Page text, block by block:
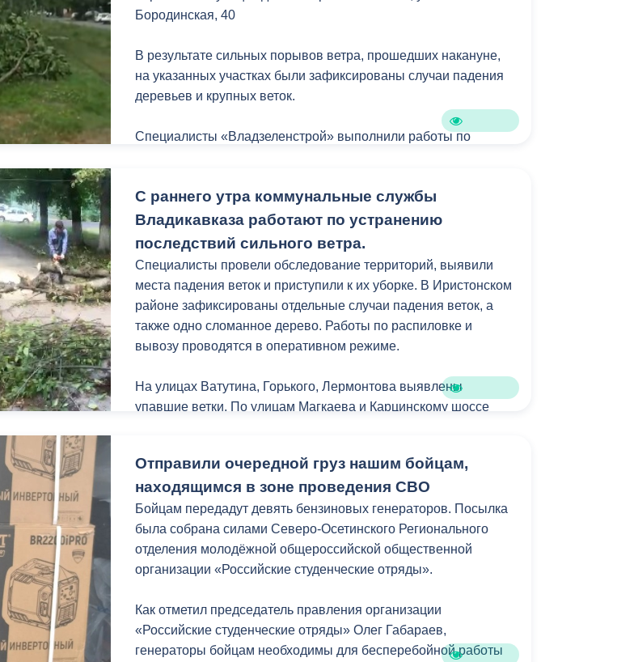
Кадровая политика
Контактная информация Градостроительная деятельность
Списки граждан, состоящих на
учете в качестве нуждающихся в
улучшении жилищных условий по
Общественное обсуждение
документов стратегического
планирования
Гражданская оборона в
чрезвычайных ситуациях
Незаконное строительство
Порядок обжалования решений и
действий органов местного
самоуправления
Информация финансового
Выборы 2026
Бородинская, 40
В результате сильных порывов ветра, прошедших накануне,
на указанных участках были зафиксированы случаи падения
деревьев и крупных веток.
Специалисты «Владзеленстрой» выполнили работы по
Администрация Владикавказа продолжает мониторинг
городской территории.
С раннего утра коммунальные службы
Владикавказа работают по устранению
последствий сильного ветра.
Специалисты провели обследование территорий, выявили
места падения веток и приступили к их уборке. В Иристонском
районе зафиксированы отдельные случаи падения веток, а
также одно сломанное дерево. Работы по распиловке и
вывозу проводятся в оперативном режиме.
На улицах Ватутина, Горького, Лермонтова выявлены
упавшие ветки. По улицам Магкаева и Карцинскому шоссе
Отправили очередной груз нашим бойцам,
находящимся в зоне проведения СВО
Бойцам передадут девять бензиновых генераторов. Посылка
была собрана силами Северо-Осетинского Регионального
отделения молодёжной общероссийской общественной
организации «Российские студенческие отряды».
Как отметил председатель правления организации
«Российские студенческие отряды» Олег Габараев,
генераторы бойцам необходимы для бесперебойной работы